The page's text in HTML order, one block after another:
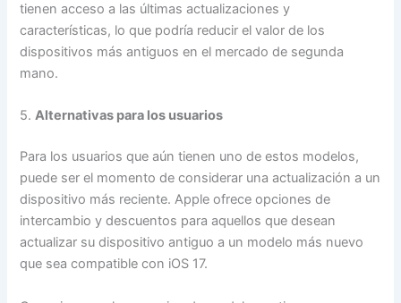
tienen acceso a las últimas actualizaciones y
características, lo que podría reducir el valor de los
dispositivos más antiguos en el mercado de segunda
mano.
5.Alternativas para los usuarios
Para los usuarios que aún tienen uno de estos modelos,
puede ser el momento de considerar una actualización a un
dispositivo más reciente. Apple ofrece opciones de
intercambio y descuentos para aquellos que desean
actualizar su dispositivo antiguo a un modelo más nuevo
que sea compatible con iOS 17.